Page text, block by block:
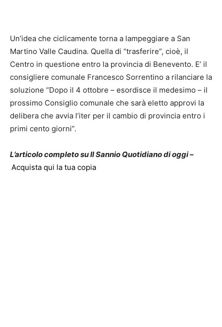
Un’idea che ciclicamente torna a lampeggiare a San
Martino Valle Caudina. Quella di “trasferire”, cioè, il
Centro in questione entro la provincia di Benevento. E’ il
consigliere comunale Francesco Sorrentino a rilanciare la
soluzione “Dopo il 4 ottobre – esordisce il medesimo – il
prossimo Consiglio comunale che sarà eletto approvi la
delibera che avvia l’iter per il cambio di provincia entro i
primi cento giorni”.
L’articolo completo su Il Sannio Quotidiano di oggi –
Acquista qui la tua copia